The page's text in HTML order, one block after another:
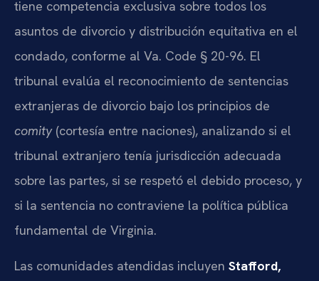
tiene competencia exclusiva sobre todos los
asuntos de divorcio y distribución equitativa en el
condado, conforme al Va. Code § 20-96. El
tribunal evalúa el reconocimiento de sentencias
extranjeras de divorcio bajo los principios de
comity(cortesía entre naciones), analizando si el
tribunal extranjero tenía jurisdicción adecuada
sobre las partes, si se respetó el debido proceso, y
si la sentencia no contraviene la política pública
fundamental de Virginia.
Las comunidades atendidas incluyen Stafford,